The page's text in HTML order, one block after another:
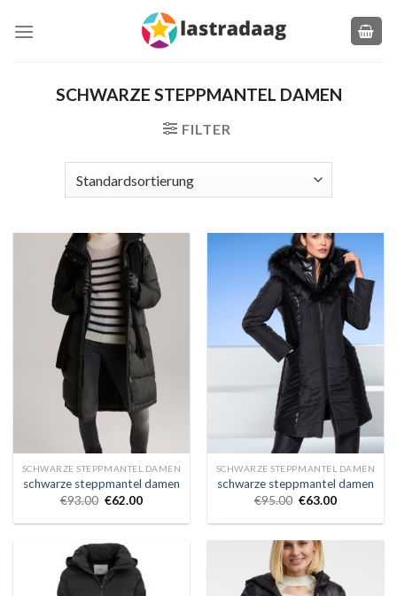
Inhalt
SCHWARZE STEPPMANTEL DAMEN
FILTER
SCHWARZE STEPPMANTEL DAMEN
schwarze steppmantel damen
€93.00 €62.00
SCHWARZE STEPPMANTEL DAMEN
schwarze steppmantel damen
€95.00 €63.00